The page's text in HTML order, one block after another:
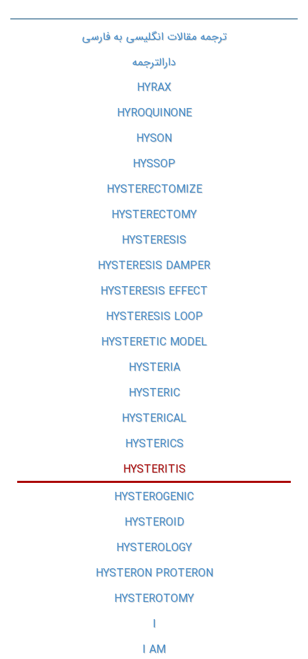
ترجمه مقالات انگلیسی به فارسی
دارالترجمه
HYRAX
HYROQUINONE
HYSON
HYSSOP
HYSTERECTOMIZE
HYSTERECTOMY
HYSTERESIS
HYSTERESIS DAMPER
HYSTERESIS EFFECT
HYSTERESIS LOOP
HYSTERETIC MODEL
HYSTERIA
HYSTERIC
HYSTERICAL
HYSTERICS
HYSTERITIS
HYSTEROGENIC
HYSTEROID
HYSTEROLOGY
HYSTERON PROTERON
HYSTEROTOMY
I
I AM